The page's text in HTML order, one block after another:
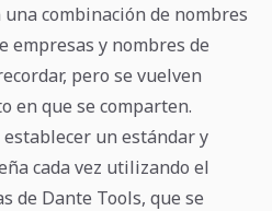
combinación de nombres
empresas y nombres de
pero se vuelven
en que se comparten.
un estándar y
cada vez utilizando el
de Dante Tools, que se